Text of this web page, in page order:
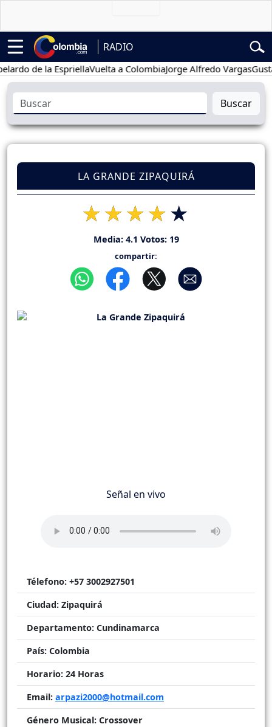
RADIO
de la EspriellaVuelta a ColombiaJorge Alfredo VargasGustavo
Buscar
LA GRANDE ZIPAQUIRÁ
Media: 4.1 Votos: 19
compartir:
Señal en vivo
Télefono: +57 3002927501
Ciudad: Zipaquirá
Departamento: Cundinamarca
País: Colombia
Horario: 24 Horas
Email: arpazi2000@hotmail.com
Género Musical: Crossover